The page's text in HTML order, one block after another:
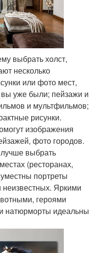
выбрать холст,
несколько
или фото мест,
вы уже были; пейзажи и
и мультфильмов;
рисунки.
изображения
фото городов.
выбрать
(ресторанах,
портреты
неизвестных. Яркими
героями
натюрморты идеальны